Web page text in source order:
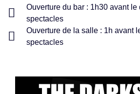
Ouverture du bar : 1h30 avant le
spectacles
Ouverture de la salle : 1h avant
spectacles